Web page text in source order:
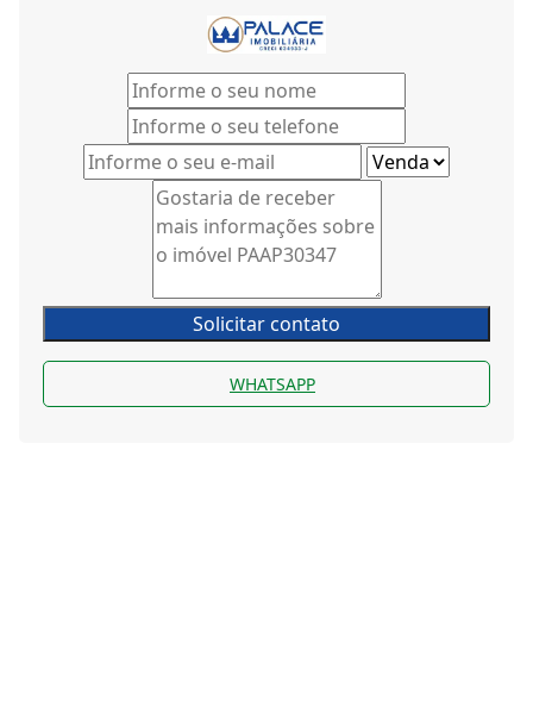
Solicitar contato
WHATSAPP